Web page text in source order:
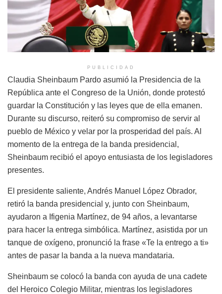
PUBLICIDAD
Claudia Sheinbaum Pardo asumió la Presidencia de la
República ante el Congreso de la Unión, donde protestó
guardar la Constitución y las leyes que de ella emanen.
Durante su discurso, reiteró su compromiso de servir al
pueblo de México y velar por la prosperidad del país. Al
momento de la entrega de la banda presidencial,
Sheinbaum recibió el apoyo entusiasta de los legisladores
presentes.
El presidente saliente, Andrés Manuel López Obrador,
retiró la banda presidencial y, junto con Sheinbaum,
ayudaron a Ifigenia Martínez, de 94 años, a levantarse
para hacer la entrega simbólica. Martínez, asistida por un
tanque de oxígeno, pronunció la frase «Te la entrego a ti»
antes de pasar la banda a la nueva mandataria.
Sheinbaum se colocó la banda con ayuda de una cadete
del Heroico Colegio Militar, mientras los legisladores